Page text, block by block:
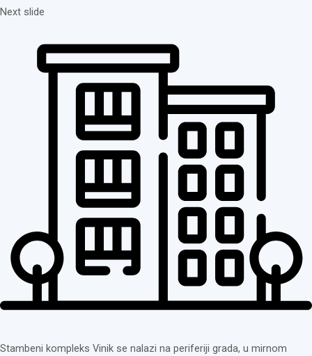
Next slide
Stambeni kompleks Vinik se nalazi na periferiji grada, u mirnom